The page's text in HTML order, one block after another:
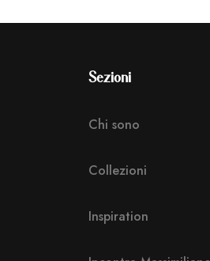
Sezioni
Chi sono
Collezioni
Inspiration